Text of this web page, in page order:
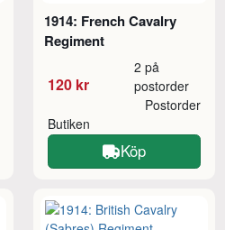
1914: French Cavalry
Regiment
120 kr
2 på
postorder
Butiken
Postorder
Köp